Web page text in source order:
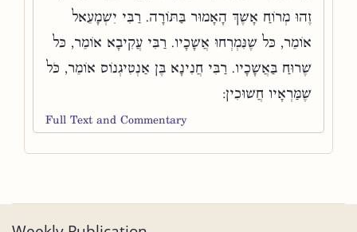
זֶהוּ מְרוֹחַ אָשֶׁךְ הָאָמוּר בַּתּוֹרָה. רַבִּי יִשְׁמָעֵאל
אוֹמֵר, כּל שֶׁנִּמְרְחוּ אֲשָׁכָיו. רַבִּי עֲקִיבָא אוֹמֵר, כּל
שֶׁרוּחַ בַּאֲשָׁכָיו. רַבִּי חֲנִינָא בֶּן אַנְטִיגְנוֹס אוֹמֵר, כֹּל
שֶׁמַּרְאָיו חֲשׁוּכִין:
Full Text and Commentary